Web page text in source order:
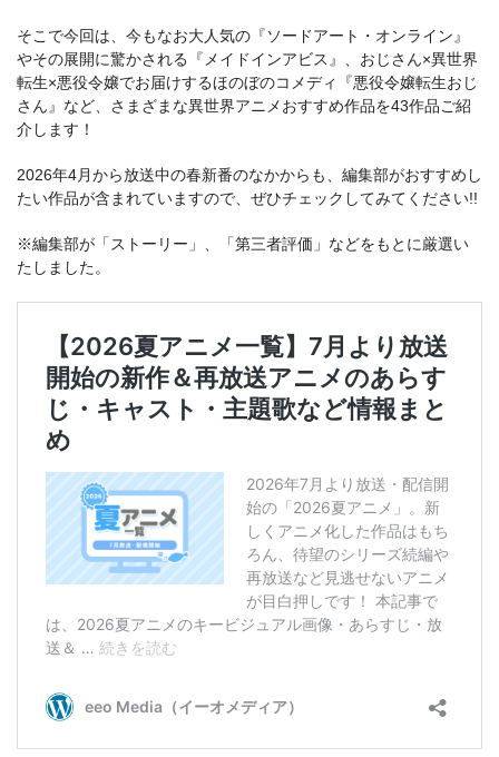
そこで今回は、今もなお大人気の『ソードアート・オンライン』
やその展開に驚かされる『メイドインアビス』、おじさん×異世界
転生×悪役令嬢でお届けするほのぼのコメディ『悪役令嬢転生おじ
さん』など、さまざまな異世界アニメおすすめ作品を43作品ご紹
介します！
2026年4月から放送中の春新番のなかからも、編集部がおすすめし
たい作品が含まれていますので、ぜひチェックしてみてください!!
※編集部が「ストーリー」、「第三者評価」などをもとに厳選い
たしました。